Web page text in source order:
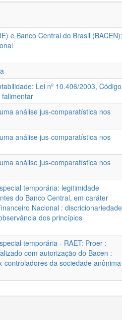
e Banco Central do Brasil (BACEN):
Lei nº 10.406/2003, Código
falimentar
análise jus-comparatística nos
análise jus-comparatística nos
análise jus-comparatística nos
temporária: legitimidade
do Banco Central, em caráter
Nacional : discricionariedade
dos princípios
temporária - RAET: Proer :
com autorização do Bacen :
controladores da sociedade anônima